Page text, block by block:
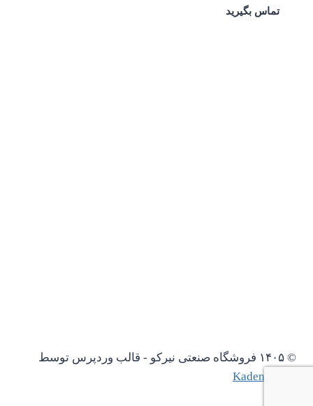
تماس بگیرید
© ۱۴۰۵ فروشگاه صنعتی نیرکو - قالب وردپرس توسط
Kadence WP